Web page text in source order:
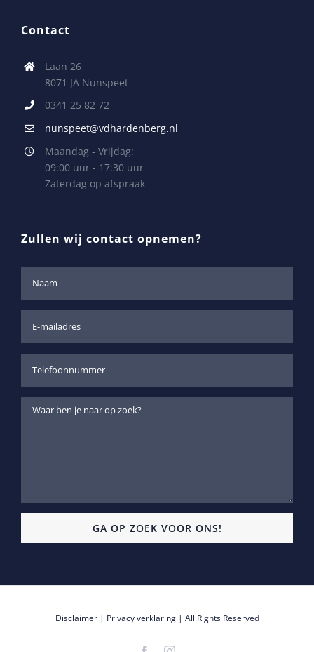
Contact
Laan 26
8071 JA Nunspeet
0341 25 82 72
nunspeet@vdhardenberg.nl
Maandag - Vrijdag:
09:00 uur - 17:30 uur
Zaterdag op afspraak
Zullen wij contact opnemen?
Disclaimer| Privacy verklaring| All Rights Reserved